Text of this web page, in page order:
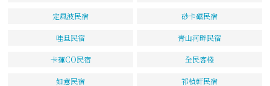
定風波民宿 砂卡礑民宿
哇旦民宿 青山河畔民宿
卡蓮CO民宿 全民客棧
如意民宿 祁楨軒民宿